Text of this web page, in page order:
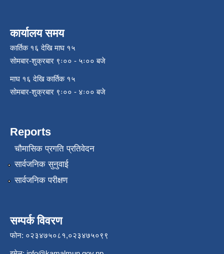
कार्यालय समय
कार्तिक १६ देखि माघ १५
सोमबार-शुक्रबार ९ः०० - ५ः०० बजे
माघ १६ देखि कार्तिक १५
सोमबार-शुक्रबार ९ः०० - ४ः०० बजे
Reports
चौमासिक प्रगति प्रतिवेदन
सार्वजनिक सुनुवाई
सार्वजनिक परीक्षण
सम्पर्क विवरण
फोन: ०२३४७५०८१,०२३४७५०९९